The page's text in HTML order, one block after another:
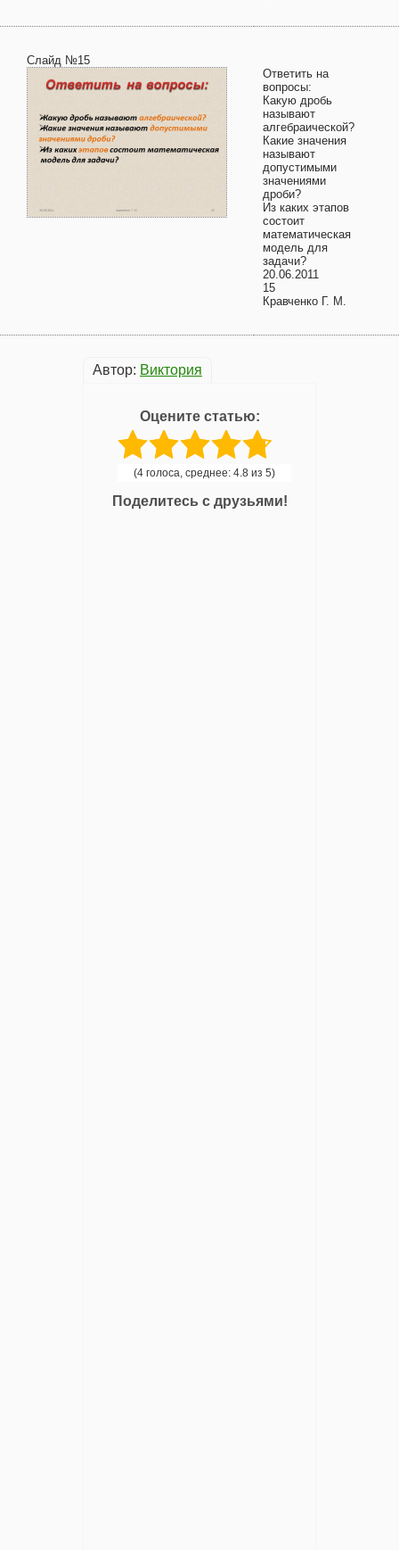
Слайд №15
Ответить на
вопросы:
Какую дробь
называют
алгебраической?
Какие значения
называют
допустимыми
значениями
дроби?
Из каких этапов
состоит
математическая
модель для
задачи?
20.06.2011
15
Кравченко Г. М.
Автор: Виктория
Оцените статью:
(4 голоса, среднее: 4.8 из 5)
Поделитесь с друзьями!